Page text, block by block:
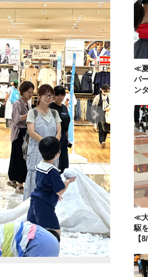
≪夏
パ
ン
≪大
駆
【